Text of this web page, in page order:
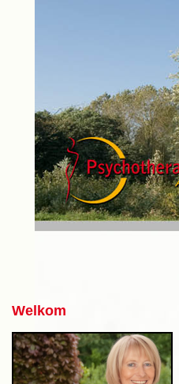
Welkom